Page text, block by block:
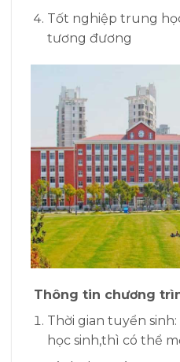
Tốt nghiệp trung
tương đương
Thông tin chương
Thời gian tuyển
học sinh,thì có thể